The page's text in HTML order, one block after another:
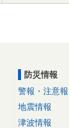
防災情報
警報・注意報
地震情報
津波情報